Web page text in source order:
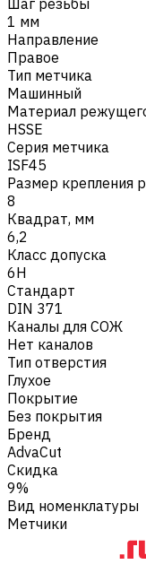
1 мм
Направление
Правое
Тип метчика
Машинный
Материал
HSSE
Серия метчика
ISF45
Размер крепления
8
Квадрат, мм
6,2
Класс допуска
6H
Стандарт
DIN 371
Каналы для СОЖ
Нет каналов
Тип отверстия
Глухое
Покрытие
Без покрытия
Бренд
AdvaCut
Скидка
9%
Вид номенклатуры
Метчики